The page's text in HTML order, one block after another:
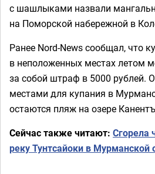
с шашлыками назвали
на Поморской набережной в
Ранее Nord-News сообщал, что
в неположенных местах летом
за собой штраф в 5000 рублей.
местами для купания в
остаются пляж на озере
Сейчас также читают: Сгорела
реку Тунтсайоки в Мурманской